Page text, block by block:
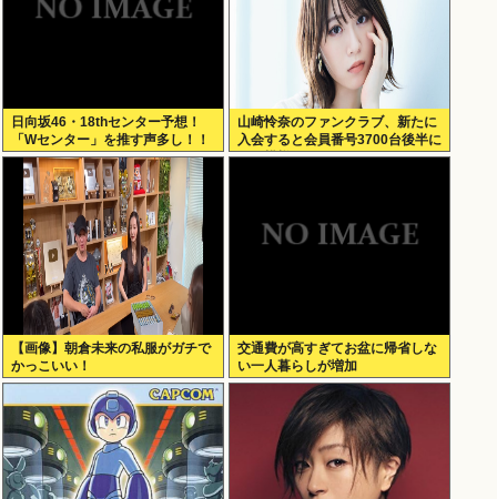
日向坂46・18thセンター予想！
「Wセンター」を推す声多し！！
山崎怜奈のファンクラブ、新たに
入会すると会員番号3700台後半に
なる模様www
【画像】朝倉未来の私服がガチで
かっこいい！
交通費が高すぎてお盆に帰省しな
い一人暮らしが増加